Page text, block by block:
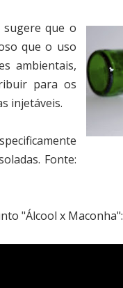
sugere que o
que o uso
ambientais,
para os
injetáveis.
Fonte:
"Álcool x Maconha":